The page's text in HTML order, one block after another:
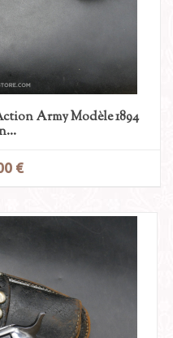
Army Modèle 1894
€